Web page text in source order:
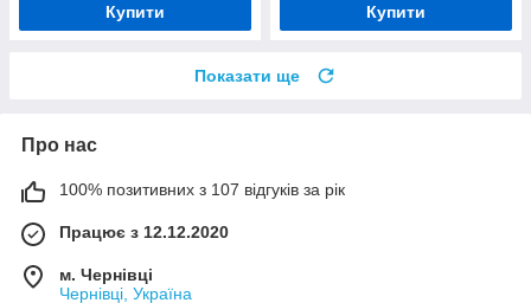
Купити Купити
Показати ще
Про нас
100% позитивних з 107 відгуків за рік
Працює з 12.12.2020
м. Чернівці
Чернівці, Україна